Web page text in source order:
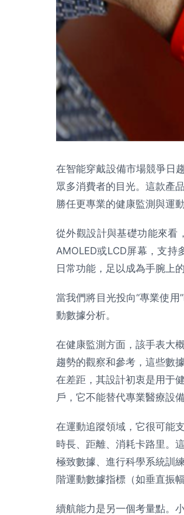
在智能穿戴設備市場競爭日
眾多消費者的目光。這款產
勝任更專業的健康監測與運
從外觀設計與基礎功能來看
AMOLED或LCD屏幕，支
日常功能，足以成為手腕上
當我們將目光投向“專業使
動數據分析。
在健康監測方面，該手表大
趨勢的觀察和參考，這些數
在差距，其設計初衷是用于
戶，它不能替代專業醫療設備
在運動追蹤領域，它很可能
時長、距離、消耗卡路里。
極致數據、進行科學系統訓
階運動數據指標（如垂直振
續航能力是另一個考量點。